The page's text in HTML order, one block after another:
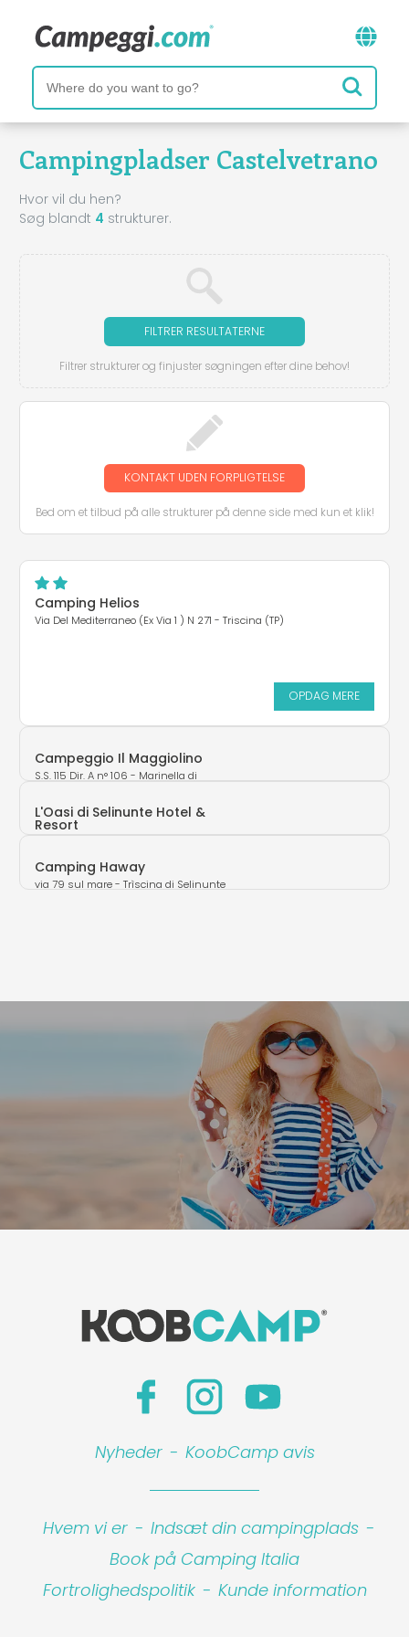
Campingpladser Castelvetrano
Hvor vil du hen?
Søg blandt 4 strukturer.
FILTRER RESULTATERNE
Filtrer strukturer og finjuster søgningen efter dine behov!
KONTAKT UDEN FORPLIGTELSE
Bed om et tilbud på alle strukturer på denne side med kun et klik!
Camping Helios
Via Del Mediterraneo (Ex Via 1 ) N 271 - Triscina (TP)
OPDAG MERE
Campeggio Il Maggiolino
S.S. 115 Dir. A n° 106 - Marinella di
L'Oasi di Selinunte Hotel &
Resort
Camping Haway
via 79 sul mare - Trìscina di Selinunte
Nyheder - KoobCamp avis
Hvem vi er - Indsæt din campingplads -
Book på Camping Italia
Fortrolighedspolitik - Kunde information